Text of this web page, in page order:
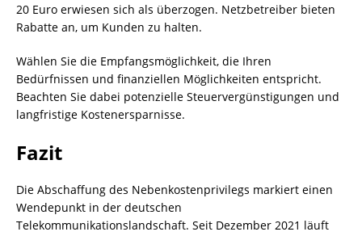
20 Euro erwiesen sich als überzogen. Netzbetreiber bieten
Rabatte an, um Kunden zu halten.
Wählen Sie die Empfangsmöglichkeit, die Ihren
Bedürfnissen und finanziellen Möglichkeiten entspricht.
Beachten Sie dabei potenzielle Steuervergünstigungen und
langfristige Kostenersparnisse.
Fazit
Die Abschaffung des Nebenkostenprivilegs markiert einen
Wendepunkt in der deutschen
Telekommunikationslandschaft. Seit Dezember 2021 läuft